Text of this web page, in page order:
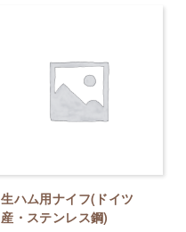
生ハム用ナイフ(ドイツ
産・ステンレス鋼)